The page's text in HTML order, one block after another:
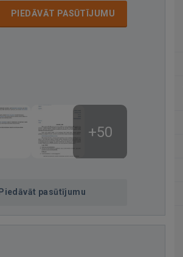
PIEDĀVĀT PASŪTĪJUMU
+50
Piedāvāt pasūtījumu